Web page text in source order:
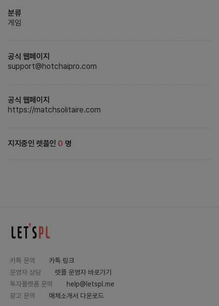
분류
게임
공식 웹페이지
support@hotchaipro.com
공식 웹페이지
https://matchsolitaire.com
지지중인 렛플인 0 명
카톡 문의
카톡 링크
운영자 상담
렛플 운영자 바로가기
투자플랫폼 문의
help@letspl.me
광고 문의
매체소개서 다운로드